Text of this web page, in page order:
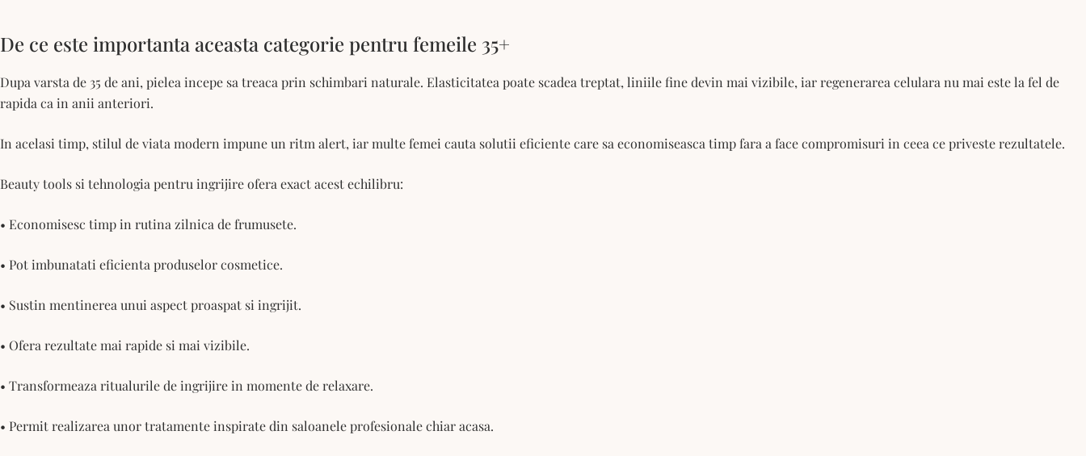
De ce este importanta aceasta categorie pentru femeile 35+
Dupa varsta de 35 de ani, pielea incepe sa treaca prin schimbari naturale. Elasticitatea poate scadea treptat, liniile fine devin mai vizibile, iar regenerarea celulara nu mai este la fel de
rapida ca in anii anteriori.
In acelasi timp, stilul de viata modern impune un ritm alert, iar multe femei cauta solutii eficiente care sa economiseasca timp fara a face compromisuri in ceea ce priveste rezultatele.
Beauty tools si tehnologia pentru ingrijire ofera exact acest echilibru:
• Economisesc timp in rutina zilnica de frumusete.
• Pot imbunatati eficienta produselor cosmetice.
• Sustin mentinerea unui aspect proaspat si ingrijit.
• Ofera rezultate mai rapide si mai vizibile.
• Transformeaza ritualurile de ingrijire in momente de relaxare.
• Permit realizarea unor tratamente inspirate din saloanele profesionale chiar acasa.